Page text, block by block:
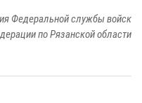
Федеральной службы войск
по Рязанской области